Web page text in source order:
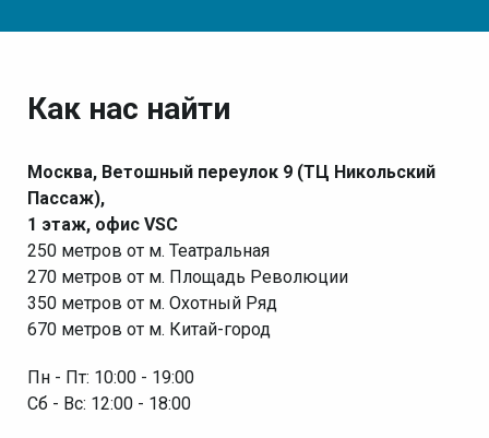
Как нас найти
Москва, Ветошный переулок 9 (ТЦ Никольский
Пассаж),
1 этаж, офис VSC
250 метров от м. Театральная
270 метров от м. Площадь Революции
350 метров от м. Охотный Ряд
670 метров от м. Китай-город
Пн - Пт: 10:00 - 19:00
Сб - Вс: 12:00 - 18:00